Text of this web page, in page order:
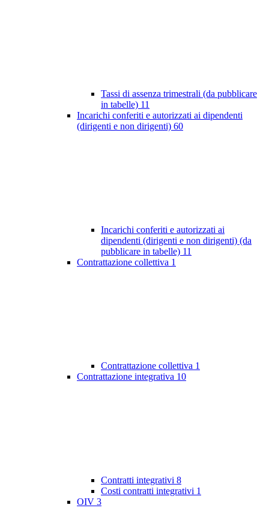
Tassi di assenza trimestrali (da pubblicare
in tabelle) 11
Incarichi conferiti e autorizzati ai dipendenti
(dirigenti e non dirigenti) 60
Incarichi conferiti e autorizzati ai
dipendenti (dirigenti e non dirigenti) (da
pubblicare in tabelle) 11
Contrattazione collettiva 1
Contrattazione collettiva 1
Contrattazione integrativa 10
Contratti integrativi 8
Costi contratti integrativi 1
OIV 3